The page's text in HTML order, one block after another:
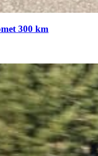
300 km